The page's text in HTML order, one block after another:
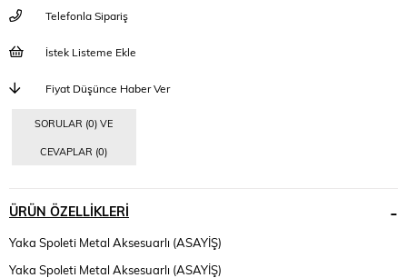
Telefonla Sipariş
İstek Listeme Ekle
Fiyat Düşünce Haber Ver
SORULAR (0) VE
CEVAPLAR (0)
ÜRÜN ÖZELLIKLERI
Yaka Spoleti Metal Aksesuarlı (ASAYİŞ)
Yaka Spoleti Metal Aksesuarlı (ASAYİŞ)